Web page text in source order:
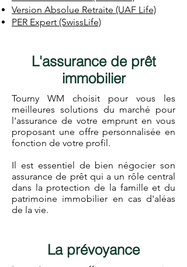
Version Absolue Retraite (UAF Life)
PER Expert (SwissLife)
L'assurance de prêt
immobilier
Tourny WM choisit pour vous les
meilleures solutions du marché pour
l'assurance de votre emprunt en vous
proposant une offre personnalisée en
fonction de votre profil.
Il est essentiel de bien négocier son
assurance de prêt qui a un rôle central
dans la protection de la famille et du
patrimoine immobilier en cas d'aléas
de la vie.
La prévoyance